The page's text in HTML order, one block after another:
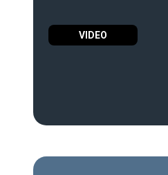
VIDEO